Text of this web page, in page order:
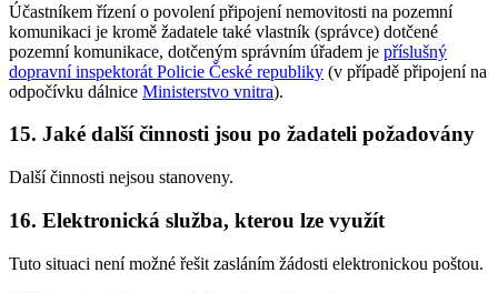
Účastníkem řízení o povolení připojení nemovitosti na pozemní
komunikaci je kromě žadatele také vlastník (správce) dotčené
pozemní komunikace, dotčeným správním úřadem je příslušný
dopravní inspektorát Policie České republiky (v případě připojení na
odpočívku dálnice Ministerstvo vnitra).
15. Jaké další činnosti jsou po žadateli požadovány
Další činnosti nejsou stanoveny.
16. Elektronická služba, kterou lze využít
Tuto situaci není možné řešit zasláním žádosti elektronickou poštou.